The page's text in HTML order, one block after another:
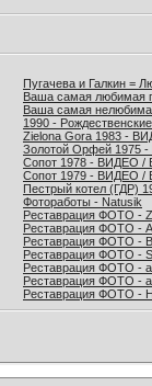
Пугачева и Галкин =
Ваша самая любимая
Ваша самая
1990 -
Zielona Gora 1983 -
Золотой Орфей 1975
Сопот 1978 - ВИДЕО /
Сопот 1979 - ВИДЕО /
Пестрый котел (ГДР)
Фотоработы - Natusik
Реставрация ФОТО -
Реставрация ФОТО -
Реставрация ФОТО -
Реставрация ФОТО -
Реставрация ФОТО -
Реставрация ФОТО -
Реставрация ФОТО -